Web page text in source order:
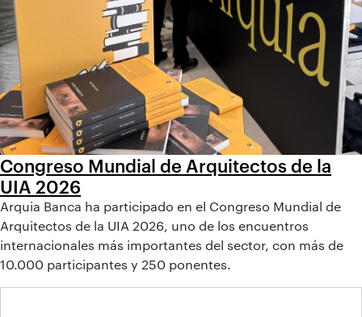
Congreso Mundial de Arquitectos de la
UIA 2026
Arquia Banca ha participado en el Congreso Mundial de
Arquitectos de la UIA 2026, uno de los encuentros
internacionales más importantes del sector, con más de
10.000 participantes y 250 ponentes.